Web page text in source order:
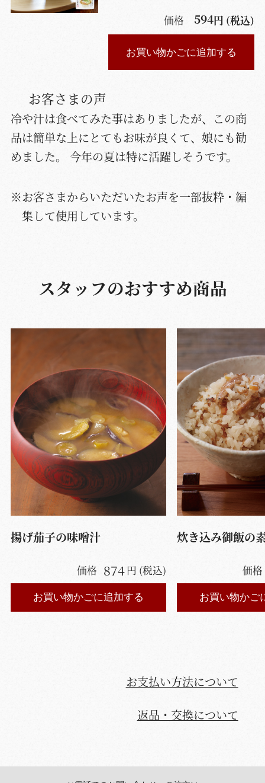
価格
594円 (税込)
お買い物かごに追加する
お客さまの声
冷や汁は食べてみた事はありましたが、この商
品は簡単な上にとてもお味が良くて、娘にも勧
めました。 今年の夏は特に活躍しそうです。
※お客さまからいただいたお声を一部抜粋・編
集して使用しています。
スタッフのおすすめ商品
揚げ茄子の味噌汁
価格 874 円 (税込)
お買い物かごに追加する
炊き込み御飯の
価格
お買い物かご
お支払い方法について
返品・交換について